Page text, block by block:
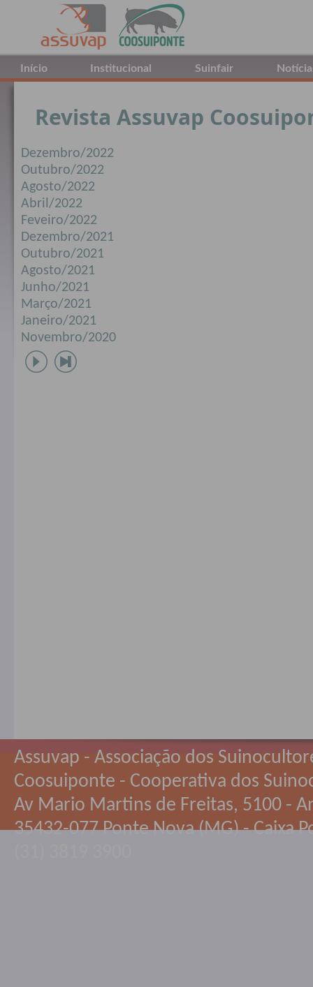
Início Institucional Suinfair
Revista Assuvap
Dezembro/2022
Outubro/2022
Agosto/2022
Abril/2022
Feveiro/2022
Dezembro/2021
Outubro/2021
Agosto/2021
Junho/2021
Março/2021
Janeiro/2021
Novembro/2020
Assuvap - Associação dos
Coosuiponte - Cooperativa dos
Av Mario Martins de Freitas, 5100 -
35432-077 Ponte Nova (MG) - Caixa